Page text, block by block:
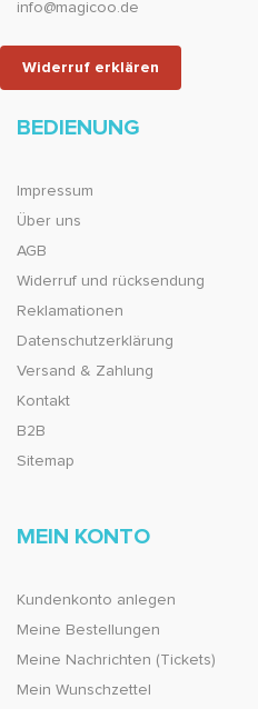
info@magicoo.de
Widerruf erklären
BEDIENUNG
Impressum
Über uns
AGB
Widerruf und rücksendung
Reklamationen
Datenschutzerklärung
Versand & Zahlung
Kontakt
B2B
Sitemap
MEIN KONTO
Kundenkonto anlegen
Meine Bestellungen
Meine Nachrichten (Tickets)
Mein Wunschzettel